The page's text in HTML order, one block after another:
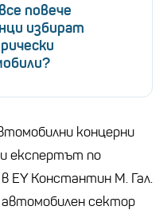
повече
избират
концерни
експертът по
EY Константин М. Гал.
сектор